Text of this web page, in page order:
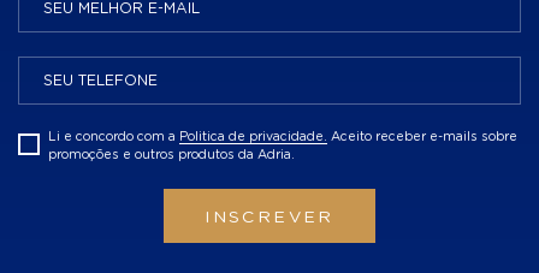
Li e concordo com a Politica de privacidade. Aceito receber e-mails sobre
promoções e outros produtos da Adria.
INSCREVER